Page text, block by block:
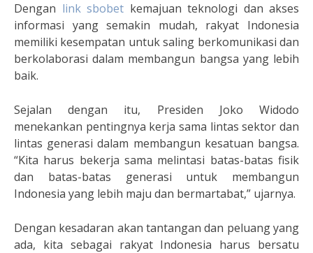
Dengan link sbobet kemajuan teknologi dan akses
informasi yang semakin mudah, rakyat Indonesia
memiliki kesempatan untuk saling berkomunikasi dan
berkolaborasi dalam membangun bangsa yang lebih
baik.
Sejalan dengan itu, Presiden Joko Widodo
menekankan pentingnya kerja sama lintas sektor dan
lintas generasi dalam membangun kesatuan bangsa.
“Kita harus bekerja sama melintasi batas-batas fisik
dan batas-batas generasi untuk membangun
Indonesia yang lebih maju dan bermartabat,” ujarnya.
Dengan kesadaran akan tantangan dan peluang yang
ada, kita sebagai rakyat Indonesia harus bersatu